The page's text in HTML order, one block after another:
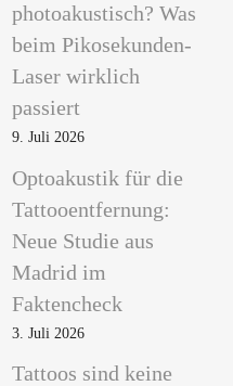
photoakustisch? Was
beim Pikosekunden-
Laser wirklich
passiert
9. Juli 2026
Optoakustik für die
Tattooentfernung:
Neue Studie aus
Madrid im
Faktencheck
3. Juli 2026
Tattoos sind keine